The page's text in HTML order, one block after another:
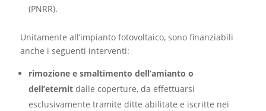
(PNRR).
Unitamente all’impianto fotovoltaico, sono finanziabili
anche i seguenti interventi:
rimozione e smaltimento dell’amianto o
dell’eternitdalle coperture, da effettuarsi
esclusivamente tramite ditte abilitate e iscritte nei